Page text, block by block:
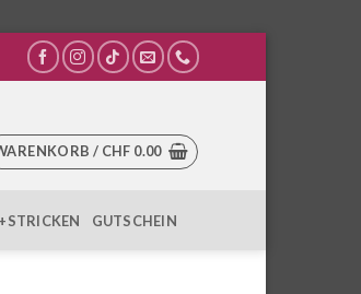
/ CHF 0.00
GUTSCHEIN